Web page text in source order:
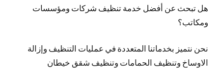
هل تبحث عن أفضل خدمة تنظيف شركات ومؤسسات
ومكاتب؟
نحن نتميز بخدماتنا المتعددة في عمليات التنظيف وإزالة
الاوساخ وتنظيف الحمامات وتنظيف شقق خيطان